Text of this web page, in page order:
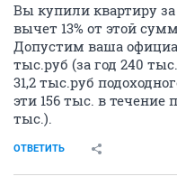
Вы купили квартиру
вычет 13% от этой
Допустим ваша
тыс.руб (за год 240
31,2 тыс.руб
эти 156 тыс. в течение
тыс.).
ОТВЕТИТЬ